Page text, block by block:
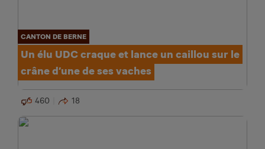
CANTON DE BERNE
Un élu UDC craque et lance un caillou sur le
crâne d’une de ses vaches
460 18